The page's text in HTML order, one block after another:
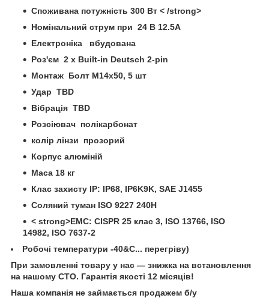
Споживана потужність 300 Вт < /strong>
Номінальний струм при 24 В 12.5A
Електроніка вбудована
Роз'єм 2 x Built-in Deutsch 2-pin
Монтаж Болт M14x50, 5 шт
Удар TBD
Вібрація TBD
Розсіювач полікарбонат
колір лінзи прозорий
Корпус алюміній
Маса 18 кг
Клас захисту IP: IP68, IP6K9K, SAE J1455
Соляний туман ISO 9227 240H
< strong>ЕМС: CISPR 25 клас 3, ISO 13766, ISO
14982, ISO 7637-2
Робочі температури -40&C... перегріву)
При замовленні товару у нас ― знижка на встановлення
на нашому СТО. Гарантія якості 12 місяців!
Наша компанія не займається продажем б/у